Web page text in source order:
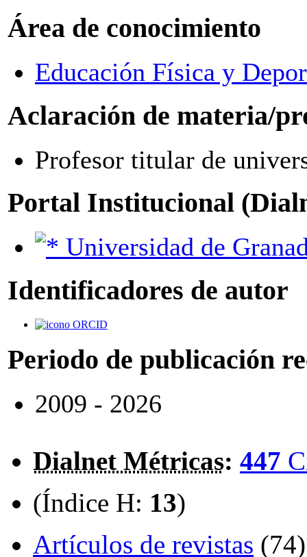
Área de conocimiento
Educación Física y
Aclaración de materia/
Profesor titular de
Portal Institucional
Universidad de
Identificadores de autor
ORCID
Periodo de publicación
2009 - 2026
Dialnet Métricas: 447
(Índice H: 13)
Artículos de revistas (74)